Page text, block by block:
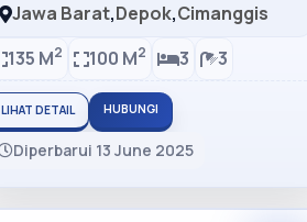
Jawa Barat,Depok,Cimanggis
135 M2 100 M2 3 3
LIHAT DETAIL HUBUNGI
Diperbarui 13 June 2025